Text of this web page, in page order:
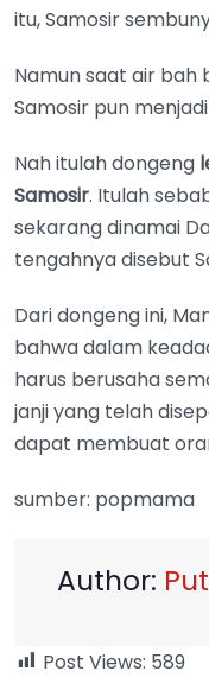
itu, Samosir
Namun saat air bah
Samosir pun menjadi
Nah itulah dongeng
Samosir. Itulah
sekarang dinamai
tengahnya disebut
Dari dongeng ini,
bahwa dalam
harus berusaha
janji yang telah
dapat membuat
sumber: popmama
Author:
Post Views: 589